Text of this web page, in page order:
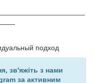
зв'яжіть з нами
за активним